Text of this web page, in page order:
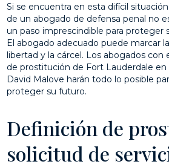
Si se encuentra en esta difícil
de un abogado de defensa penal no
un paso imprescindible para proteger
El abogado adecuado puede marcar
libertad y la cárcel. Los abogados con
de prostitución de Fort Lauderdale
David Malove harán todo lo posible
proteger su futuro.
Definición de
solicitud de